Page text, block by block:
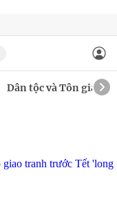
Dân tộc và Tôn giáo